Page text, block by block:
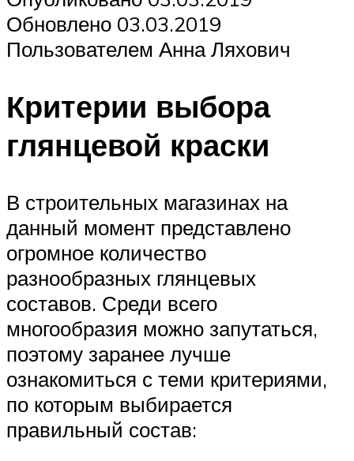
Обновлено 03.03.2019
Пользователем Анна Ляхович
Критерии выбора
глянцевой краски
В строительных магазинах на
данный момент представлено
огромное количество
разнообразных глянцевых
составов. Среди всего
многообразия можно запутаться,
поэтому заранее лучше
ознакомиться с теми критериями,
по которым выбирается
правильный состав: